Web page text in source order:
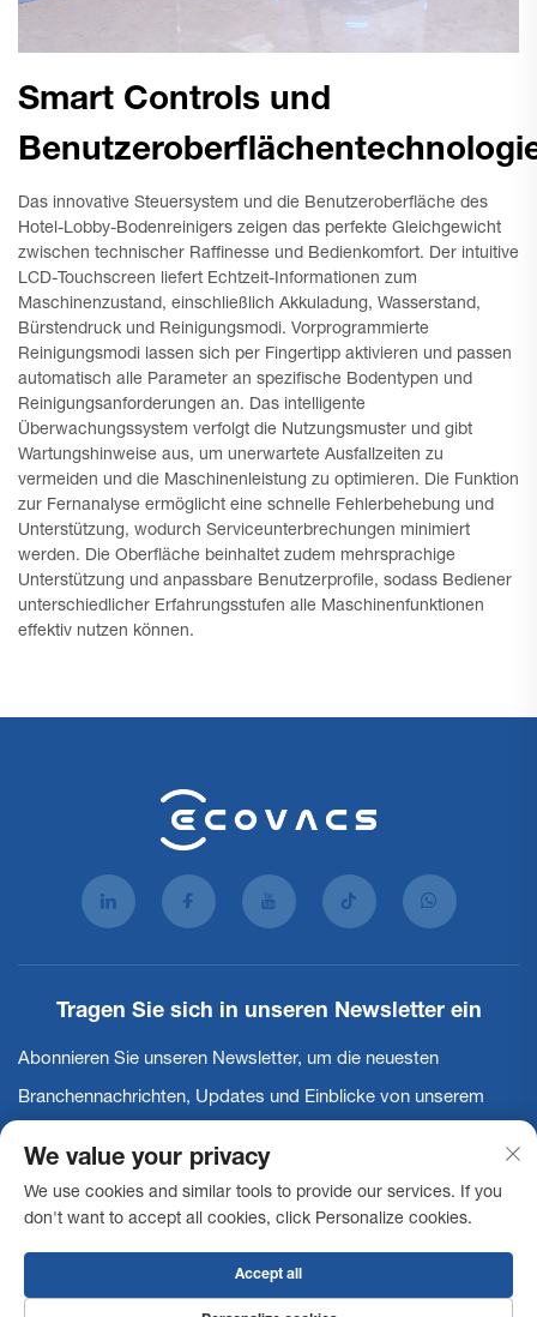
Smart Controls und
Das innovative Steuersystem und die Benutzeroberfläche des
Hotel-Lobby-Bodenreinigers zeigen das perfekte Gleichgewicht
zwischen technischer Raffinesse und Bedienkomfort. Der intuitive
LCD-Touchscreen liefert Echtzeit-Informationen zum
Maschinenzustand, einschließlich Akkuladung, Wasserstand,
Bürstendruck und Reinigungsmodi. Vorprogrammierte
Reinigungsmodi lassen sich per Fingertipp aktivieren und passen
automatisch alle Parameter an spezifische Bodentypen und
Reinigungsanforderungen an. Das intelligente
Überwachungssystem verfolgt die Nutzungsmuster und gibt
Wartungshinweise aus, um unerwartete Ausfallzeiten zu
vermeiden und die Maschinenleistung zu optimieren. Die Funktion
zur Fernanalyse ermöglicht eine schnelle Fehlerbehebung und
Unterstützung, wodurch Serviceunterbrechungen minimiert
werden. Die Oberfläche beinhaltet zudem mehrsprachige
Unterstützung und anpassbare Benutzerprofile, sodass Bediener
unterschiedlicher Erfahrungsstufen alle Maschinenfunktionen
effektiv nutzen können.
Tragen Sie sich in unseren Newsletter ein
Abonnieren Sie unseren Newsletter, um die neuesten
Branchennachrichten, Updates und Einblicke von unserem
Abonnieren
We value your privacy
We use cookies and similar tools to provide our services. If you
don't want to accept all cookies, click Personalize cookies.
Accept all